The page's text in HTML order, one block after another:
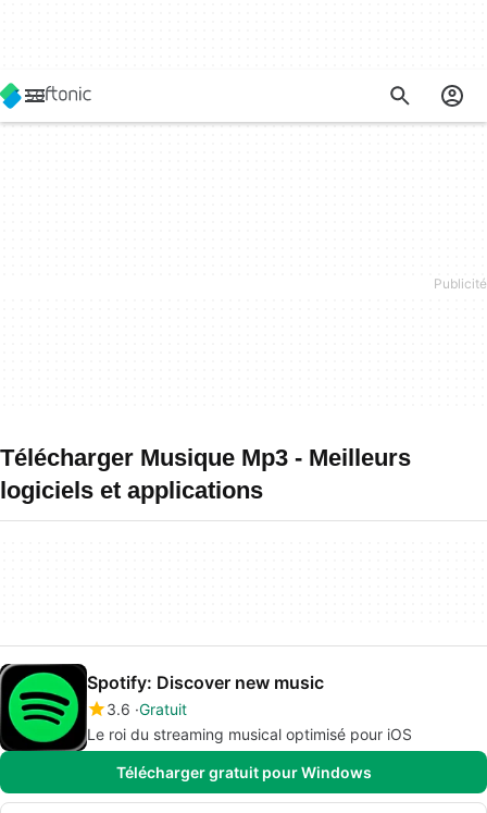
Télécharger Musique Mp3 - Meilleurs
logiciels et applications
Spotify: Discover new music
3.6 Gratuit
Le roi du streaming musical optimisé pour iOS
Télécharger gratuit pour Windows